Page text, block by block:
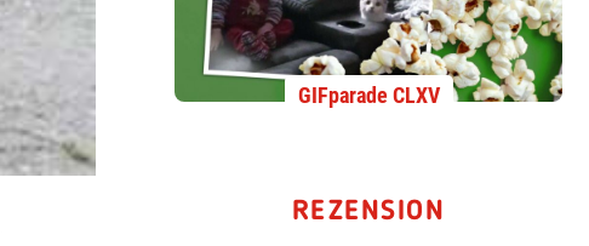
GIFparade CLXV
REZENSION